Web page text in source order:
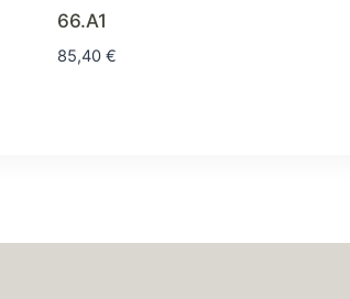
66.A1
85,40 €